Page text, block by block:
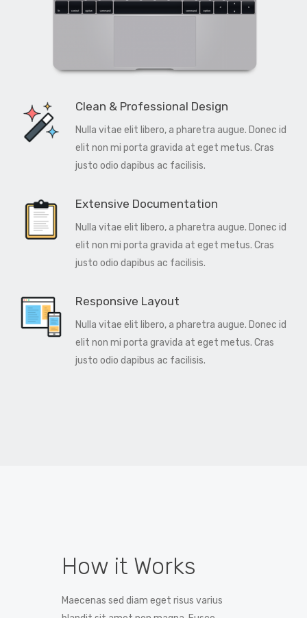
Clean & Professional Design
Nulla vitae elit libero, a pharetra augue. Donec id
elit non mi porta gravida at eget metus. Cras
justo odio dapibus ac facilisis.
Extensive Documentation
Nulla vitae elit libero, a pharetra augue. Donec id
elit non mi porta gravida at eget metus. Cras
justo odio dapibus ac facilisis.
Responsive Layout
Nulla vitae elit libero, a pharetra augue. Donec id
elit non mi porta gravida at eget metus. Cras
justo odio dapibus ac facilisis.
How it Works
Maecenas sed diam eget risus varius